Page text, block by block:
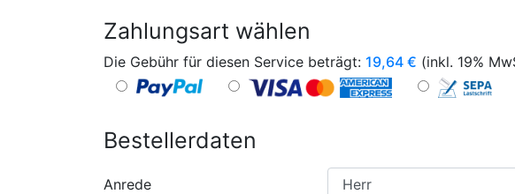
Zahlungsart wählen
Die Gebühr für diesen Service beträgt: 19,64 € (inkl. 19%
Bestellerdaten
Anrede